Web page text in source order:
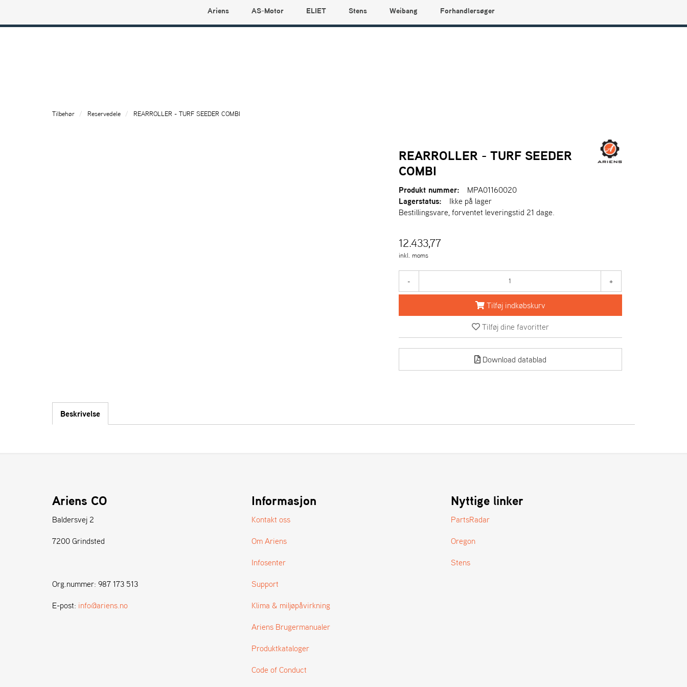
Ariens AS-Motor ELIET Stens Weibang Forhandlersøger
Tilbehør Reservedele REARROLLER - TURF SEEDER COMBI
REARROLLER - TURF SEEDER
COMBI
Produkt nummer:
MPA01160020
Lagerstatus:
Ikke på lager
Bestillingsvare, forventet leveringstid 21 dage.
12.433,77
inkl. moms
- +
Tilføj indkøbskurv
Tilføj dine favoritter
Download datablad
Beskrivelse
Ariens CO
Baldersvej 2
7200 Grindsted
Org.nummer: 987 173 513
E-post: info@ariens.no
Informasjon
Kontakt oss
Om Ariens
Infosenter
Support
Klima & miljøpåvirkning
Ariens Brugermanualer
Produktkataloger
Code of Conduct
Nyttige linker
PartsRadar
Oregon
Stens